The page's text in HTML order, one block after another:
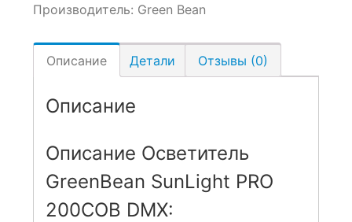
Производитель: Green Bean
Описание Детали Отзывы (0)
Описание
Описание Осветитель
GreenBean SunLight PRO
200COB DMX: